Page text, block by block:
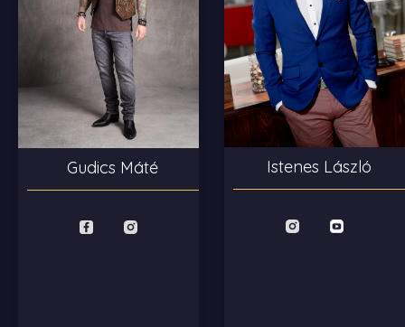
Gudics Máté Istenes László